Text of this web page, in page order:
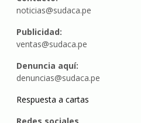
noticias@sudaca.pe
Publicidad:
ventas@sudaca.pe
Denuncia aquí:
denuncias@sudaca.pe
Respuesta a cartas